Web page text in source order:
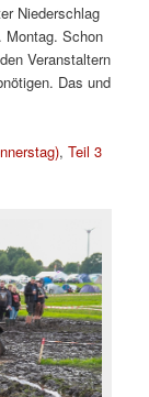
Niederschlag
Montag. Schon
Veranstaltern
Das und
,Teil 3